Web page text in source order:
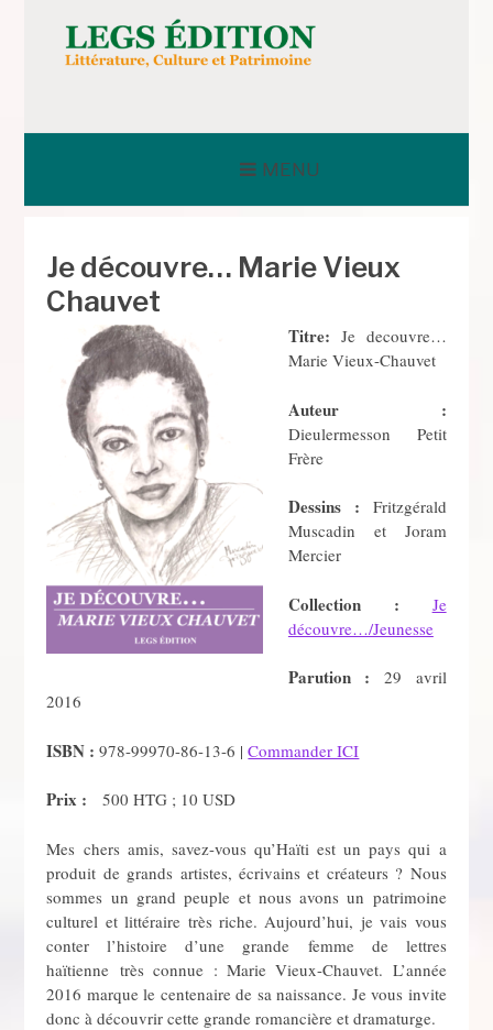
contenuLEGS ÉDITION
MENU
Je découvre… Marie Vieux
Chauvet
Titre: Je decouvre…
Marie Vieux-Chauvet
Auteur :
Dieulermesson Petit
Frère
Dessins : Fritzgérald
Muscadin et Joram
Mercier
Collection : Je
découvre…/Jeunesse
Parution :29 avril
2016
ISBN :978-99970-86-13-6 |Commander ICI
Prix :500 HTG ; 10 USD
Mes chers amis, savez-vous qu’Haïti est un pays qui a
produit de grands artistes, écrivains et créateurs ? Nous
sommes un grand peuple et nous avons un patrimoine
culturel et littéraire très riche. Aujourd’hui, je vais vous
conter l’histoire d’une grande femme de lettres
haïtienne très connue : Marie Vieux-Chauvet. L’année
2016 marque le centenaire de sa naissance. Je vous invite
donc à découvrir cette grande romancière et dramaturge.